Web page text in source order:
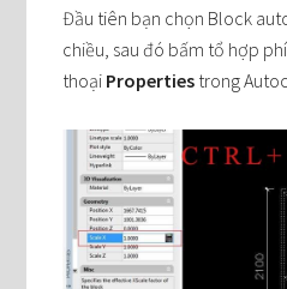
Đầu tiên bạn chọn Block
chiều, sau đó bấm tổ hợp
thoại Properties trong